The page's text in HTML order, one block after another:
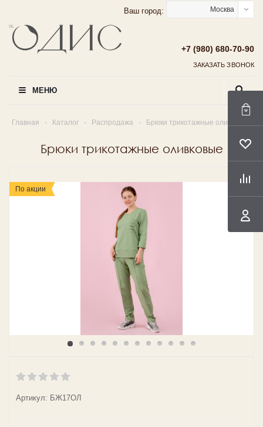
Ваш город: Москва
+7 (980) 680-70-90
ЗАКАЗАТЬ ЗВОНОК
МЕНЮ
Главная - Каталог - Распродажа - Брюки трикотажные оливковые
Брюки трикотажные оливковые
По акции
Артикул: БЖ17ОЛ